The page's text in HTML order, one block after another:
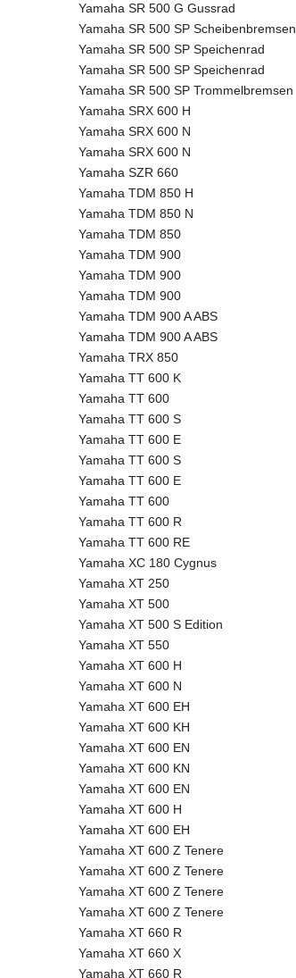
Yamaha SR 500 G Gussrad
Yamaha SR 500 SP Scheibenbremsen
Yamaha SR 500 SP Speichenrad
Yamaha SR 500 SP Speichenrad
Yamaha SR 500 SP Trommelbremsen
Yamaha SRX 600 H
Yamaha SRX 600 N
Yamaha SRX 600 N
Yamaha SZR 660
Yamaha TDM 850 H
Yamaha TDM 850 N
Yamaha TDM 850
Yamaha TDM 900
Yamaha TDM 900
Yamaha TDM 900
Yamaha TDM 900 A ABS
Yamaha TDM 900 A ABS
Yamaha TRX 850
Yamaha TT 600 K
Yamaha TT 600
Yamaha TT 600 S
Yamaha TT 600 E
Yamaha TT 600 S
Yamaha TT 600 E
Yamaha TT 600
Yamaha TT 600 R
Yamaha TT 600 RE
Yamaha XC 180 Cygnus
Yamaha XT 250
Yamaha XT 500
Yamaha XT 500 S Edition
Yamaha XT 550
Yamaha XT 600 H
Yamaha XT 600 N
Yamaha XT 600 EH
Yamaha XT 600 KH
Yamaha XT 600 EN
Yamaha XT 600 KN
Yamaha XT 600 EN
Yamaha XT 600 H
Yamaha XT 600 EH
Yamaha XT 600 Z Tenere
Yamaha XT 600 Z Tenere
Yamaha XT 600 Z Tenere
Yamaha XT 600 Z Tenere
Yamaha XT 660 R
Yamaha XT 660 X
Yamaha XT 660 R